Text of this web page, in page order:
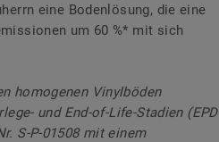
eine Bodenlösung, die eine
um 60 %* mit sich
homogenen Vinylböden
und End-of-Life-Stadien (EPD
S-P-01508 mit einem